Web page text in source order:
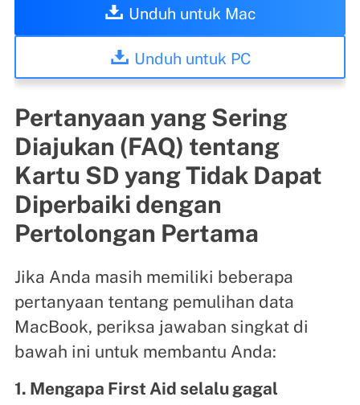
Unduh untuk Mac
Unduh untuk PC
Pertanyaan yang Sering
Diajukan (FAQ) tentang
Kartu SD yang Tidak Dapat
Diperbaiki dengan
Pertolongan Pertama
Jika Anda masih memiliki beberapa
pertanyaan tentang pemulihan data
MacBook, periksa jawaban singkat di
bawah ini untuk membantu Anda:
1. Mengapa First Aid selalu gagal